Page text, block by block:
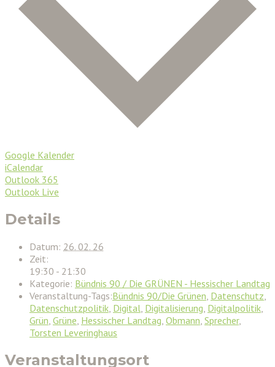
Google Kalender
iCalendar
Outlook 365
Outlook Live
Details
Datum: 26. 02. 26
Zeit:
19:30 - 21:30
Kategorie: Bündnis 90 / Die GRÜNEN - Hessischer Landtag
Veranstaltung-Tags:Bündnis 90/Die Grünen Datenschutz
Datenschutzpolitik Digital Digitalisierung Digitalpolitik
Grün Grüne Hessischer Landtag Obmann Sprecher,
Torsten Leveringhaus
Veranstaltungsort